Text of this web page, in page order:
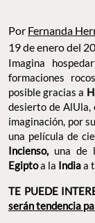
Por Fernanda
19 de enero del
Imagina
formaciones
posible gracias a
desierto de AlUla,
imaginación, por
una película de
Incienso, una de
Egiptoa la Indiaa
TE PUEDE
serán tendencia